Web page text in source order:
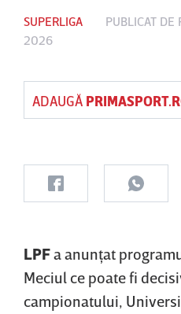
SUPERLIGA PUBLICAT DE
2026
ADAUGĂ
LPFa anunţat
Meciul ce poate fi
campionatului,